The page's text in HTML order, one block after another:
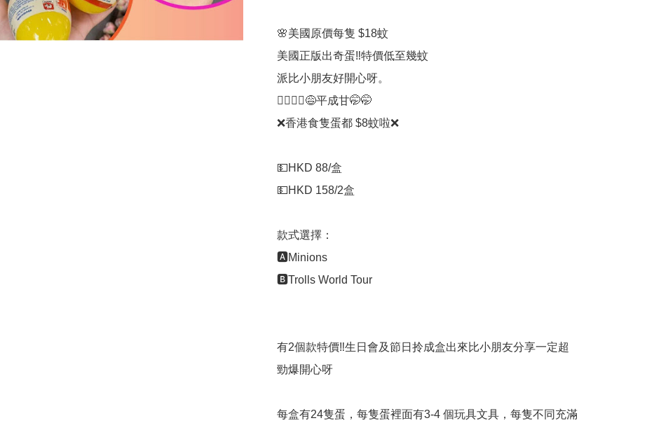
🌸美國原價每隻 $18蚊
美國正版出奇蛋‼️特價低至幾蚊
派比小朋友好開心呀。
🤦‍♀️🤦‍♀️😅平成甘🤭🤭
❌香港食隻蛋都 $8蚊啦❌
💵HKD 88/盒
💵HKD 158/2盒
款式選擇：
🅰️Minions
🅱️Trolls World Tour
有2個款特價‼️生日會及節日拎成盒出來比小朋友分享一定超
勁爆開心呀
每盒有24隻蛋，每隻蛋裡面有3-4 個玩具文具，每隻不同充滿